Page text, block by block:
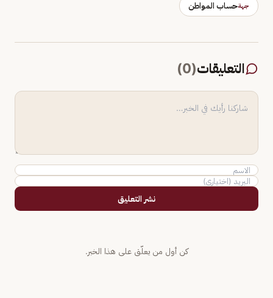
جهةحساب المواطن
التعليقات(
0
)
نشر التعليق
كن أول من يعلّق على هذا الخبر.